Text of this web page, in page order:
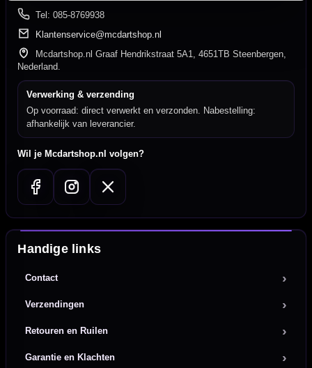
Tel: 085-8769938
Klantenservice@mcdartshop.nl
Mcdartshop.nl Graaf Hendrikstraat 5A1, 4651TB Steenbergen,
Nederland.
Verwerking & verzending
Op voorraad: direct verwerkt en verzonden. Nabestelling:
afhankelijk van leverancier.
Wil je Mcdartshop.nl volgen?
Handige links
Contact
Verzendingen
Retouren en Ruilen
Garantie en Klachten